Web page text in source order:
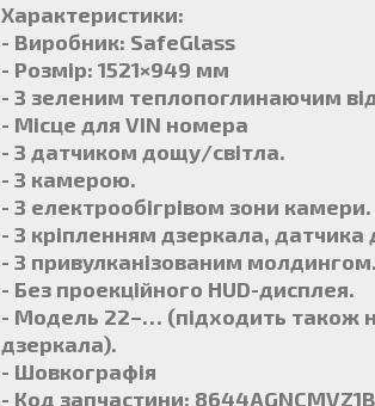
Характеристики:
- Виробник: SafeGlass
- Розмір: 1521×949 мм
- З зеленим теплопоглинаючим
- Місце для VIN номера
- З датчиком дощу/світла.
- З камерою.
- З електрообігрівом зони камери.
- З кріпленням дзеркала,
- З привулканізованим молдингом.
- Без проекційного HUD-дисплея.
- Модель 22–… (підходить також
дзеркала).
- Шовкографія
- Код запчастини: